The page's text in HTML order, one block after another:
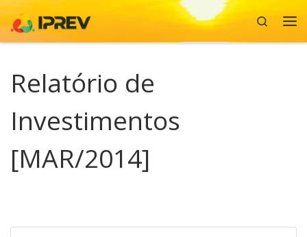
Skip to content
Search
Relatório de
Investimentos
[MAR/2014]